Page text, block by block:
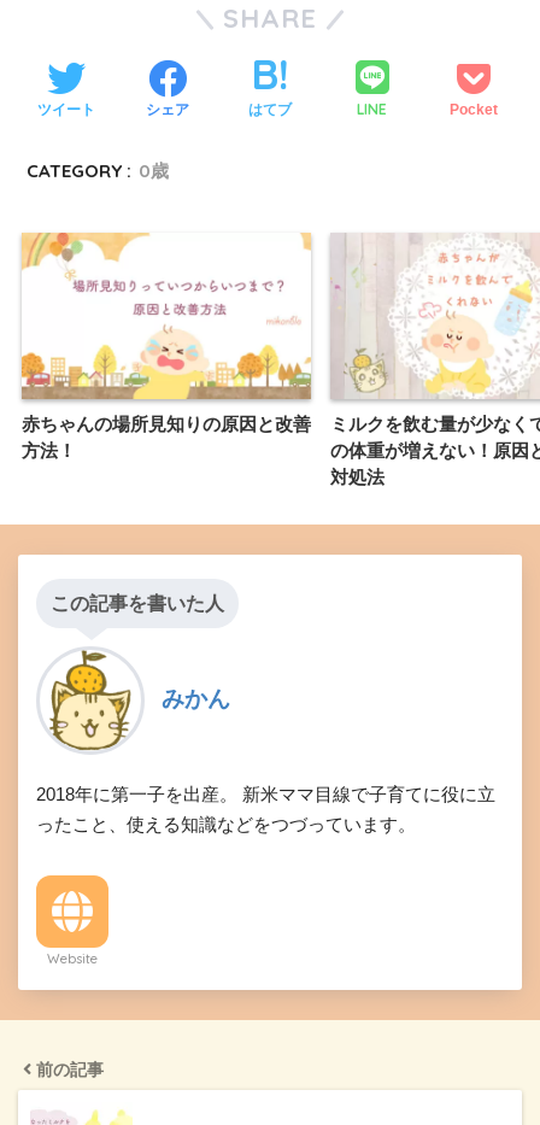
SHARE
ツイート シェア はてブ LINE Pocket
CATEGORY : 0歳
赤ちゃんの場所見知りの原因と改善
方法！
ミルクを飲む量が少なく
の体重が増えない！原因
対処法
この記事を書いた人
みかん
2018年に第一子を出産。 新米ママ目線で子育てに役に立
ったこと、使える知識などをつづっています。
Website
前の記事